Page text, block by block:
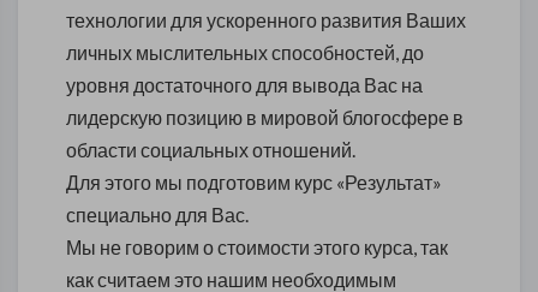
технологии для ускоренного развития Ваших
личных мыслительных способностей, до
уровня достаточного для вывода Вас на
лидерскую позицию в мировой блогосфере в
области социальных отношений.
Для этого мы подготовим курс «Результат»
специально для Вас.
Мы не говорим о стоимости этого курса, так
как считаем это нашим необходимым